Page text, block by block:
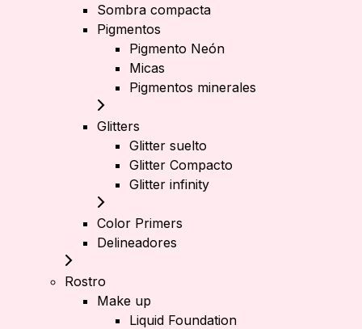
Sombra compacta
Pigmentos
Pigmento Neón
Micas
Pigmentos minerales
Glitters
Glitter suelto
Glitter Compacto
Glitter infinity
Color Primers
Delineadores
Rostro
Make up
Liquid Foundation